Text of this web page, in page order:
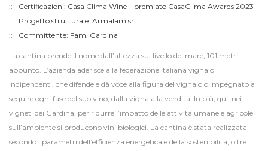
Certificazioni: Casa Clima Wine – premiato CasaClima Awards 2023
Progetto strutturale: Armalam srl
Committente: Fam. Gardina
La cantina prende il nome dall’altezza sul livello del mare, 101 metri
appunto. L’azienda aderisce alla federazione italiana vignaioli
indipendenti, che difende e dà voce alla figura del vignaiolo impegnato a
seguire ogni fase del suo vino, dalla vigna alla vendita. In più, qui, nei
vigneti dei Gardina, per ridurre l’impatto delle attività umane e agricole
sull’ambiente si producono vini biologici. La cantina è stata realizzata
secondo i parametri dell’efficienza energetica e della sostenibilità, oltre